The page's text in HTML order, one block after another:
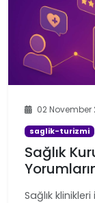
02 November
saglik-turizmi
Sağlık
Sağlık